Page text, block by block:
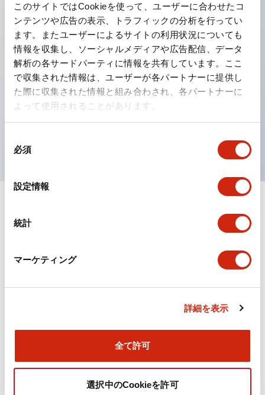
このサイトではCookieを使って、ユーザーに合わせたコ
ンテンツや広告の表示、トラフィックの分析を行ってい
ます。またユーザーによるサイトの利用状況についても
情報を収集し、ソーシャルメディアや広告配信、データ
解析の各サードパーティに情報を共有しています。ここ
で収集された情報は、ユーザーが各パートナーに提供し
た際に収集された情報と組み合わされ、各パートナーに
よって使用されることがあります。
必須
設定情報
統計
マーケティング
詳細を表示
全て許可
選択中のCookieを許可
主な特長
工作機械や産業機械を上下左右に頻繁に方向転換させると
きに、迅速・確実かつ自由自在にコントロールすることが
できます。
各方向のレバー動作は用途に合わせて組み合わせ自由
操作レバーをセンタ位置でロックできるインタロック付
ドキュメントとファイル
カタログ CAD
ARN形モノレバースイッチ／CSシリーズカムスイッチ
2025/08/28.PDF1.20MB